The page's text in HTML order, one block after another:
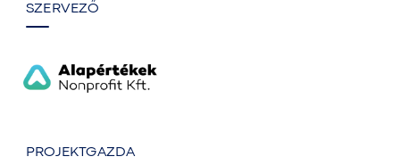
SZERVEZŐ
PROJEKTGAZDA